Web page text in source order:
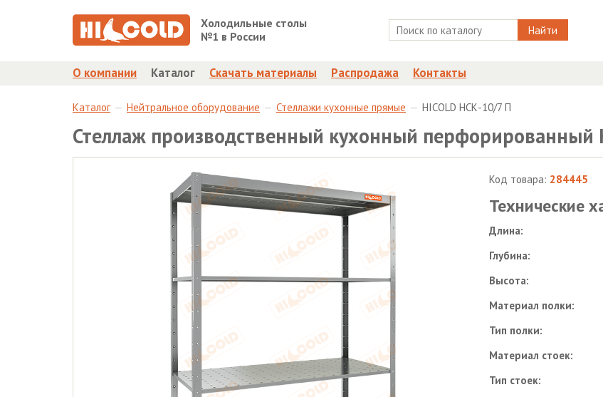
Холодильные столы
№1 в России
Найти
О компании Каталог Скачать материалы Распродажа Контакты
Каталог Нейтральное оборудование Стеллажи кухонные прямые HICOLD НСК-10/7 П
Стеллаж производственный кухонный перфорированный
Код товара: 284445
Технические
Длина:
Глубина:
Высота:
Материал полки:
Тип полки:
Материал стоек:
Тип стоек: